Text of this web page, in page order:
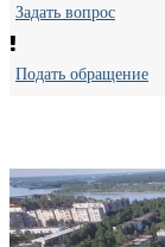
Задать вопрос
Подать обращение